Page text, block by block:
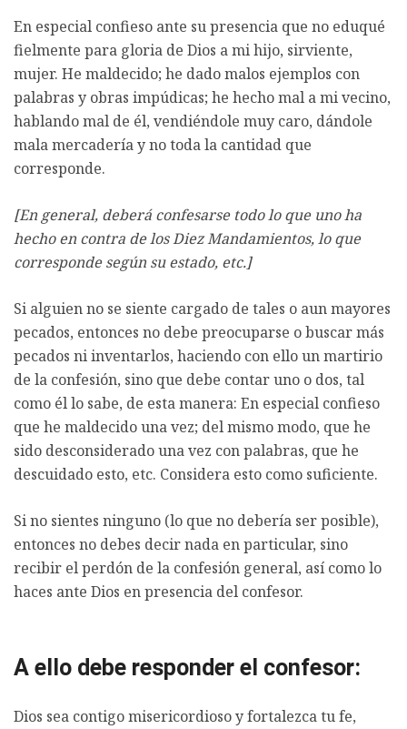
En especial confieso ante su presencia que no eduqué
fielmente para gloria de Dios a mi hijo, sirviente,
mujer. He maldecido; he dado malos ejemplos con
palabras y obras impúdicas; he hecho mal a mi vecino,
hablando mal de él, vendiéndole muy caro, dándole
mala mercadería y no toda la cantidad que
corresponde.
[En general, deberá confesarse todo lo que uno ha
hecho en contra de los Diez Mandamientos, lo que
corresponde según su estado, etc.]
Si alguien no se siente cargado de tales o aun mayores
pecados, entonces no debe preocuparse o buscar más
pecados ni inventarlos, haciendo con ello un martirio
de la confesión, sino que debe contar uno o dos, tal
como él lo sabe, de esta manera: En especial confieso
que he maldecido una vez; del mismo modo, que he
sido desconsiderado una vez con palabras, que he
descuidado esto, etc. Considera esto como suficiente.
Si no sientes ninguno (lo que no debería ser posible),
entonces no debes decir nada en particular, sino
recibir el perdón de la confesión general, así como lo
haces ante Dios en presencia del confesor.
A ello debe responder el confesor:
Dios sea contigo misericordioso y fortalezca tu fe,